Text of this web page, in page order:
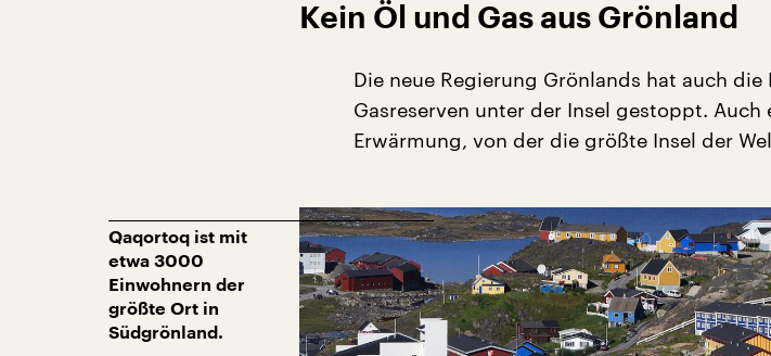
Kein Öl und Gas aus Grönland
Die neue Regierung Grönlands hat auch
Gasreserven unter der Insel gestoppt.
Erwärmung, von der die größte Insel der
Qaqortoq ist mit
etwa 3000
Einwohnern der
größte Ort in
Südgrönland.